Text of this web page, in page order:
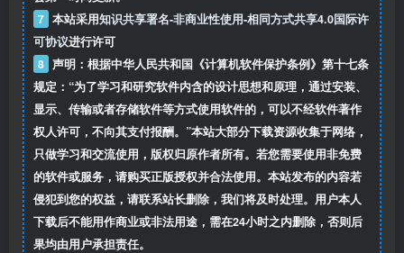
7 本站采用知识共享署名-非商业性使用-相同方式共享4.0国际许
可协议进行许可
8 声明：根据中华人民共和国《计算机软件保护条例》第十七条
规定：“为了学习和研究软件内含的设计思想和原理，通过安装、
显示、传输或者存储软件等方式使用软件的，可以不经软件著作
权人许可，不向其支付报酬。”本站大部分下载资源收集于网络，
只做学习和交流使用，版权归原作者所有。若您需要使用非免费
的软件或服务，请购买正版授权并合法使用。本站发布的内容若
侵犯到您的权益，请联系站长删除，我们将及时处理。用户本人
下载后不能用作商业或非法用途，需在24小时之内删除，否则后
果均由用户承担责任。